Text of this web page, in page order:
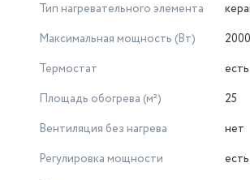
Тип нагревательного элемента
Максимальная мощность (Вт)
2000
Термостат
есть
Площадь обогрева (м²)
25
Вентиляция без нагрева
нет
Регулировка мощности
есть